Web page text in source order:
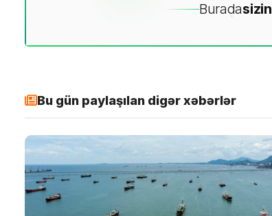
Buradasizin
Bu gün paylaşılan digər xəbərlər